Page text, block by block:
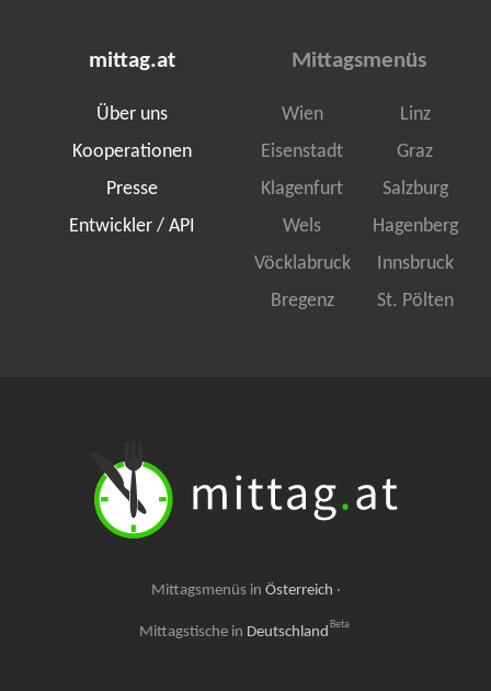
mittag.at
Über uns
Kooperationen
Presse
Entwickler / API
Mittagsmenüs
Wien
Linz
Eisenstadt
Graz
Klagenfurt
Salzburg
Wels
Hagenberg
Vöcklabruck
Innsbruck
Bregenz
St. Pölten
Mittagsmenüs in Österreich ·
Mittagstische in Deutschland Beta